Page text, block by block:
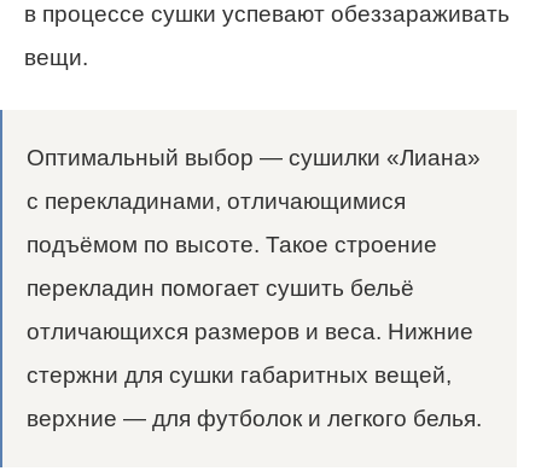
в процессе сушки успевают обеззараживать
вещи.
Оптимальный выбор — сушилки «Лиана»
с перекладинами, отличающимися
подъёмом по высоте. Такое строение
перекладин помогает сушить бельё
отличающихся размеров и веса. Нижние
стержни для сушки габаритных вещей,
верхние — для футболок и легкого белья.